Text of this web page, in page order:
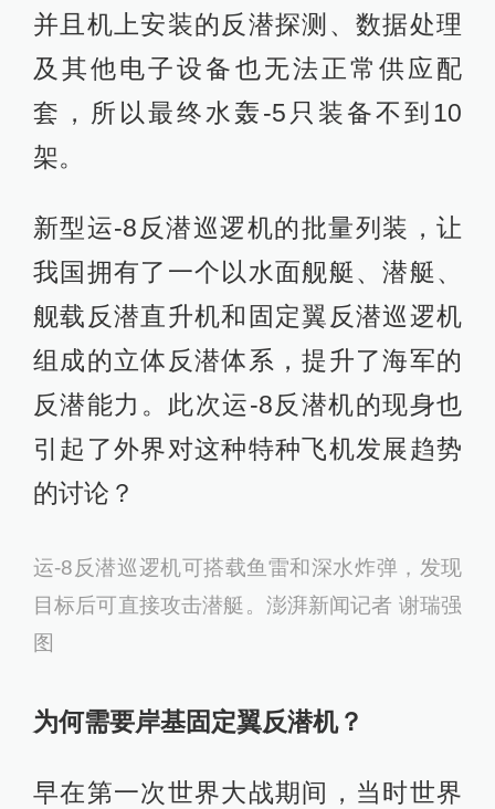
并且机上安装的反潜探测、数据处理
及其他电子设备也无法正常供应配
套，所以最终水轰-5只装备不到10
架。
新型运-8反潜巡逻机的批量列装，让
我国拥有了一个以水面舰艇、潜艇、
舰载反潜直升机和固定翼反潜巡逻机
组成的立体反潜体系，提升了海军的
反潜能力。此次运-8反潜机的现身也
引起了外界对这种特种飞机发展趋势
的讨论？
运-8反潜巡逻机可搭载鱼雷和深水炸弹，发现
目标后可直接攻击潜艇。澎湃新闻记者 谢瑞强
图
为何需要岸基固定翼反潜机？
早在第一次世界大战期间，当时世界